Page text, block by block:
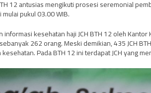
12 antusias mengikuti prosesi seremonial
mulai pukul 03.00 WIB.
kesehatan haji JCH BTH 12 oleh Kantor
262 orang. Meski demikian, 435 JCH
Pada BTH 12 ini terdapat JCH yang